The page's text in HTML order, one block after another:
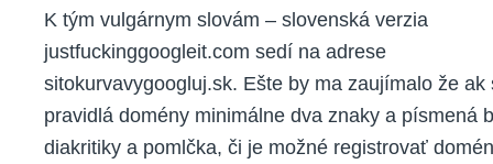
K tým vulgárnym slovám – slovenská verzia
justfuckinggoogleit.com sedí na adrese
sitokurvavygoogluj.sk. Ešte by ma zaujímalo že ak
pravidlá domény minimálne dva znaky a písmená
diakritiky a pomlčka, či je možné registrovať